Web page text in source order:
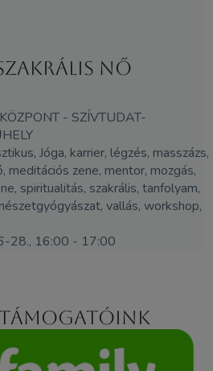
NŐ
- SZÍVTUDAT-
Jóga, karrier, légzés, masszázs,
meditációs zene, mentor, mozgás,
spiritualitás, szakrális, tanfolyam,
vallás, workshop,
28., 16:00 - 17:00
támogatóink